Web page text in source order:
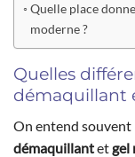
Quelle place
moderne ?
Quelles
démaquillant
On entend
démaquillantetgel